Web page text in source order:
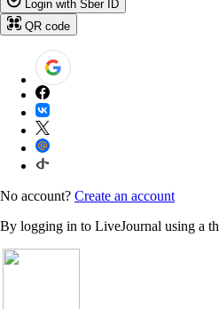
Login with Sber ID
QR code
No account? Create an account
By logging in to LiveJournal using a